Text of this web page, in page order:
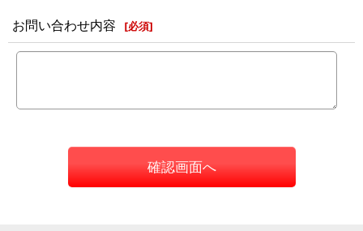
お問い合わせ内容 [必須]
確認画面へ